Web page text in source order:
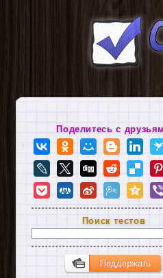
Поделитесь с
Поиск тестов